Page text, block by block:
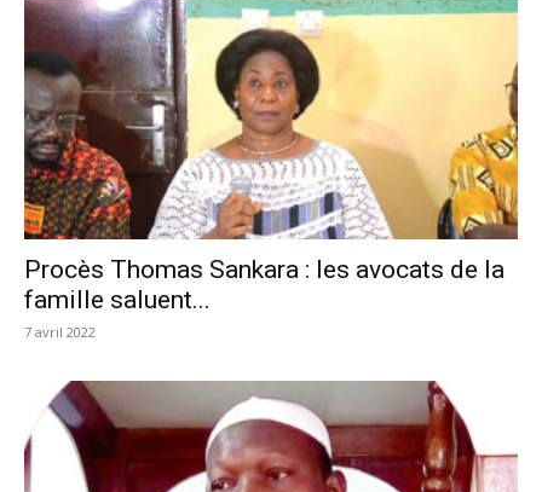
Procès Thomas Sankara : les avocats de la
famille saluent...
7 avril 2022